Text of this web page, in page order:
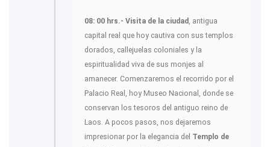
08: 00 hrs.- Visita de la ciudad
, antigua
capital real que hoy cautiva con sus templos
dorados, callejuelas coloniales y la
espiritualidad viva de sus monjes al
amanecer. Comenzaremos el recorrido por el
Palacio Real, hoy Museo Nacional, donde se
conservan los tesoros del antiguo reino de
Laos. A pocos pasos, nos dejaremos
impresionar por la elegancia del Templo de